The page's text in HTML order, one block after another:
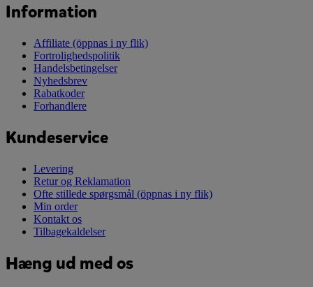
Information
Affiliate (öppnas i ny flik)
Fortrolighedspolitik
Handelsbetingelser
Nyhedsbrev
Rabatkoder
Forhandlere
Kundeservice
Levering
Retur og Reklamation
Ofte stillede spørgsmål (öppnas i ny flik)
Min order
Kontakt os
Tilbagekaldelser
Hæng ud med os